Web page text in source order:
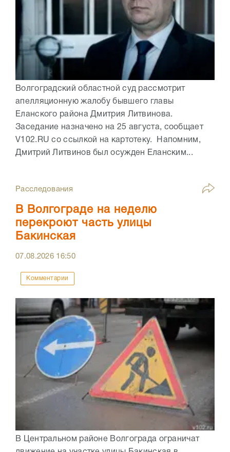
Волгоградский областной суд рассмотрит
апелляционную жалобу бывшего главы
Еланского района Дмитрия Литвинова.
Заседание назначено на 25 августа, сообщает
V102.RU со ссылкой на картотеку. Напомним,
Дмитрий Литвинов был осужден Еланским...
Расследования
В Волгограде на неделю
перекроют часть улицы
Бакинская
07.08.2026 16:50
Комментарии
В Центральном районе Волгограда ограничат